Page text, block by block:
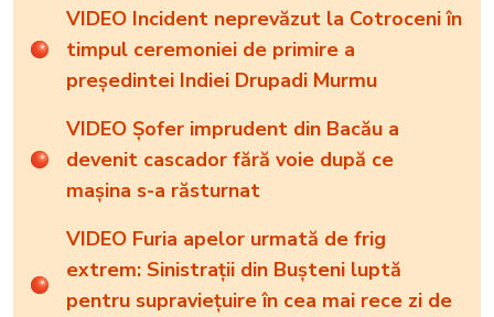
VIDEO Incident neprevăzut la Cotroceni în
timpul ceremoniei de primire a
președintei Indiei Drupadi Murmu
VIDEO Șofer imprudent din Bacău a
devenit cascador fără voie după ce
mașina s-a răsturnat
VIDEO Furia apelor urmată de frig
extrem: Sinistrații din Bușteni luptă
pentru supraviețuire în cea mai rece zi de